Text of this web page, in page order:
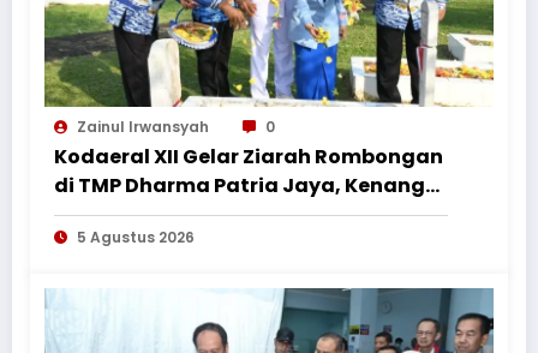
Zainul Irwansyah 0
Kodaeral XII Gelar Ziarah Rombongan
di TMP Dharma Patria Jaya, Kenang
Jasa Pahlawan dalam Peringatan
HUT ke-1
5 Agustus 2026